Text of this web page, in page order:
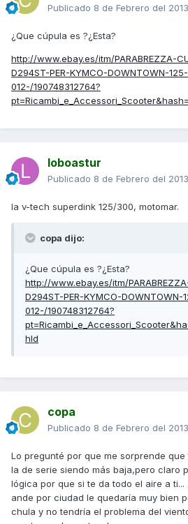
Publicado 8 de Febrero del 2013
¿Que cúpula es ?¿Esta?
http://www.ebay.es/itm/PARABREZZA-
D294ST-PER-KYMCO-DOWNTOWN-
012-/190748312764?
loboastur
Publicado 8 de Febrero del 2013
la v-tech superdink 125/300, motomar.
copa dijo:
¿Que cúpula es ?¿Esta?
http://www.ebay.es/itm/
D294ST-PER-KYMCO-
012-/190748312764?
hId
copa
Publicado 8 de Febrero del 2013
Lo pregunté por que me sorprende
la de serie siendo más baja,pero claro
lógica por que si te da todo el aire a
ande por ciudad le quedaría muy bien
chula y no tendría el problema del